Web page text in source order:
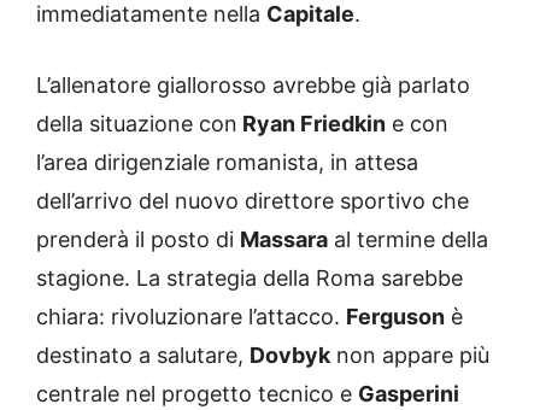
immediatamente nella Capitale.
L’allenatore giallorosso avrebbe già parlato
della situazione con Ryan Friedkin e con
l’area dirigenziale romanista, in attesa
dell’arrivo del nuovo direttore sportivo che
prenderà il posto di Massara al termine della
stagione. La strategia della Roma sarebbe
chiara: rivoluzionare l’attacco. Ferguson è
destinato a salutare, Dovbyknon appare più
centrale nel progetto tecnico e Gasperini